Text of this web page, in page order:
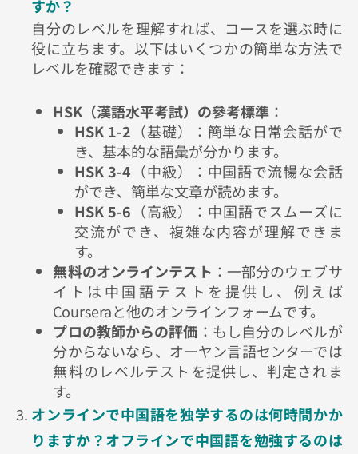
すか？
自分のレベルを理解すれば、コースを選ぶ時に
役に立ちます。以下はいくつかの簡単な方法で
レベルを確認できます：
HSK（漢語水平考試）の參考標準 ：
HSK 1-2 （基礎）：簡単な日常会話がで
き、基本的な語彙が分かります。
HSK 3-4 （中級）：中国語で流暢な会話
ができ、簡単な文章が読めます。
HSK 5-6 （高級）：中国語でスムーズに
交流ができ、複雑な内容が理解できま
す。
無料のオンラインテスト ：一部分のウェブサ
イトは中国語テストを提供し、例えば
Courseraと他のオンラインフォームです。
プロの教師からの評価 ：もし自分のレベルが
分からないなら、オーヤン言語センターでは
無料のレベルテストを提供し、判定されま
す。
オンラインで中国語を独学するのは何時間かか
りますか？オフラインで中国語を勉強するのは